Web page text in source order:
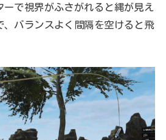
で視界がふさがれると縄が見え
、バランスよく間隔を空けると飛